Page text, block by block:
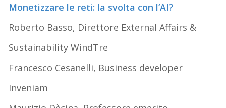
Monetizzare le reti: la svolta con l’AI?
Roberto Basso, Direttore External Affairs &
Sustainability WindTre
Francesco Cesanelli, Business developer
Inveniam